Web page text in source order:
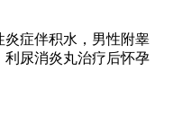
炎症伴积水，男性附睾
利尿消炎丸治疗后怀孕